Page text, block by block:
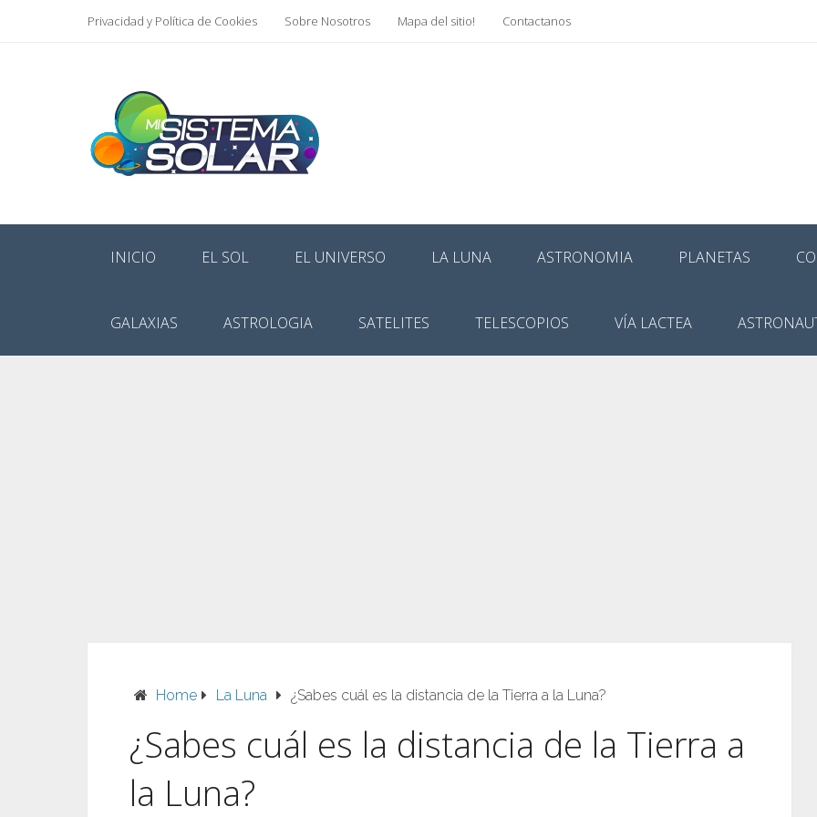
Privacidad y Política de Cookies Sobre Nosotros Mapa del sitio! Contactanos
INICIO EL SOL EL UNIVERSO LA LUNA ASTRONOMIA PLANETAS
GALAXIAS ASTROLOGIA SATELITES TELESCOPIOS VÍA LACTEA
Home La Luna ¿Sabes cuál es la distancia de la Tierra a la Luna?
¿Sabes cuál es la distancia de la Tierra a
la Luna?